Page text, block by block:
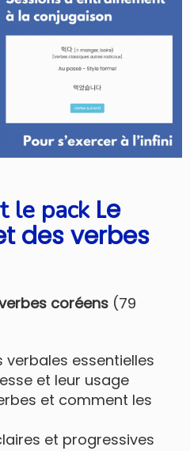
le pack Le
des verbes
coréens (79
essentielles
et leur usage
et comment les
et progressives